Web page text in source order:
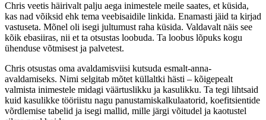
Chris veetis häirivalt palju aega inimestele meile saates, et küsida,
kas nad võiksid ehk tema veebisaidile linkida. Enamasti jäid ta kirjad
vastuseta. Mõnel oli isegi jultumust raha küsida. Valdavalt näis see
kõik ebasiiras, nii et ta otsustas loobuda. Ta loobus lõpuks kogu
ühenduse võtmisest ja palvetest.
Chris otsustas oma avaldamisviisi kutsuda esmalt-anna-
avaldamiseks. Nimi selgitab mõtet küllaltki hästi – kõigepealt
valmista inimestele midagi väärtuslikku ja kasulikku. Ta tegi lihtsaid
kuid kasulikke tööriistu nagu panustamiskalkulaatorid, koefitsientide
võrdlemise tabelid ja isegi mallid, mille järgi võitudel ja kaotustel